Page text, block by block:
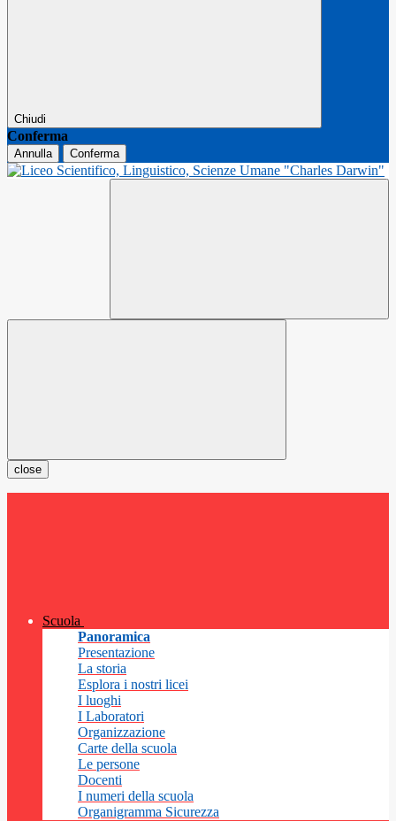
Chiudi
Conferma
Annulla Conferma
close
Scuola
Panoramica
Presentazione
La storia
Esplora i nostri licei
I luoghi
I Laboratori
Organizzazione
Carte della scuola
Le persone
Docenti
I numeri della scuola
Organigramma Sicurezza